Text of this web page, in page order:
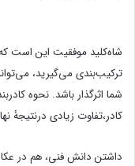
شاه‌کلید موفقیت این است
ترکیب‌بندی می‌گیرید،
شما اثرگذار باشد. نحوه
کادر،تفاوت زیادی درنتیجهٔ
داشتن دانش فنی، هم در